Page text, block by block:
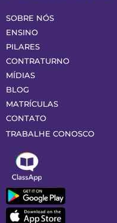
SOBRE NÓS
ENSINO
PILARES
CONTRATURNO
MÍDIAS
BLOG
MATRÍCULAS
CONTATO
TRABALHE CONOSCO